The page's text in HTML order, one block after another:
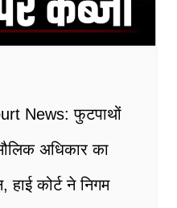
News: फुटपाथों
अधिकार का
कोर्ट ने निगम